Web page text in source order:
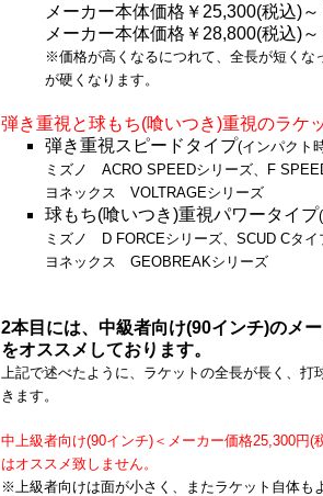
メーカー本体価格￥25,300(税込)
メーカー本体価格￥28,800(税込)
※価格が高くなるにつれて、全長が短くな
が硬くなります。
弾き重視と球もち(喰いつき)重視のラケ
弾き重視スピードタイプ(インパクト
ミズノ ACRO SPEEDシリーズ、F
ヨネックス VOLTRAGEシリーズ
球もち(喰いつき)重視パワータイプ
ミズノ D FORCEシリーズ、SCUD Cタイ
ヨネックス GEOBREAKシリーズ
2本目には、中級者向け(90インチ)のメ
をオススメしております。
上記で述べたように、ラケットの全長が長く、
きます。
中上級者向け(90インチ)＜メーカー価格25,300円
はオススメ致しません。
※上級者向けは面が小さく、またラケット自体も